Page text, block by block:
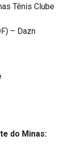
Tênis Clube
– Dazn
do Minas: